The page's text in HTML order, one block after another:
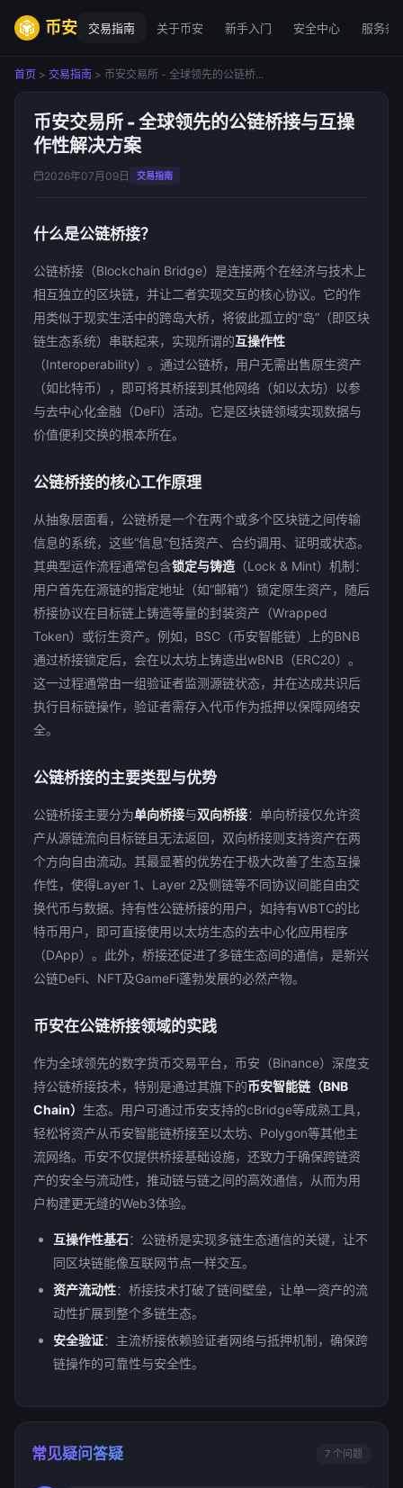
币安 交易指南 关于币安 新手入门 安全中心 服务条
首页 > 交易指南 > 币安交易所 - 全球领先的公链桥...
币安交易所 - 全球领先的公链桥接与互操
作性解决方案
2026年07月09日 交易指南
什么是公链桥接？
公链桥接（Blockchain Bridge）是连接两个在经济与技术上
相互独立的区块链，并让二者实现交互的核心协议。它的作
用类似于现实生活中的跨岛大桥，将彼此孤立的“岛”（即区块
链生态系统）串联起来，实现所谓的互操作性
（Interoperability） 。通过公链桥，用户无需出售原生资产
（如比特币），即可将其桥接到其他网络（如以太坊）以参
与去中心化金融（DeFi）活动。它是区块链领域实现数据与
价值便利交换的根本所在。
公链桥接的核心工作原理
从抽象层面看，公链桥是一个在两个或多个区块链之间传输
信息的系统，这些“信息”包括资产、合约调用、证明或状态。
其典型运作流程通常包含锁定与铸造 （Lock & Mint）机制：
用户首先在源链的指定地址（如“邮箱”）锁定原生资产，随后
桥接协议在目标链上铸造等量的封装资产（Wrapped
Token）或衍生资产。例如，BSC（币安智能链）上的BNB
通过桥接锁定后，会在以太坊上铸造出wBNB（ERC20） 。
这一过程通常由一组验证者监测源链状态，并在达成共识后
执行目标链操作，验证者需存入代币作为抵押以保障网络安
全。
公链桥接的主要类型与优势
公链桥接主要分为单向桥接与双向桥接：单向桥接仅允许资
产从源链流向目标链且无法返回，双向桥接则支持资产在两
个方向自由流动。其最显著的优势在于极大改善了生态互操
作性，使得Layer 1、Layer 2及侧链等不同协议间能自由交
换代币与数据。持有性公链桥接的用户，如持有WBTC的比
特币用户，即可直接使用以太坊生态的去中心化应用程序
（DApp） 。此外，桥接还促进了多链生态间的通信，是新兴
公链DeFi、NFT及GameFi蓬勃发展的必然产物。
币安在公链桥接领域的实践
作为全球领先的数字货币交易平台，币安（Binance）深度支
持公链桥接技术，特别是通过其旗下的币安智能链（BNB
Chain） 生态。用户可通过币安支持的cBridge等成熟工具，
轻松将资产从币安智能链桥接至以太坊、Polygon等其他主
流网络。币安不仅提供桥接基础设施，还致力于确保跨链资
产的安全与流动性，推动链与链之间的高效通信，从而为用
户构建更无缝的Web3体验。
互操作性基石：公链桥是实现多链生态通信的关键，让不
同区块链能像互联网节点一样交互。
资产流动性：桥接技术打破了链间壁垒，让单一资产的流
动性扩展到整个多链生态。
安全验证：主流桥接依赖验证者网络与抵押机制，确保跨
链操作的可靠性与安全性。
常见疑问答疑 7 个问题